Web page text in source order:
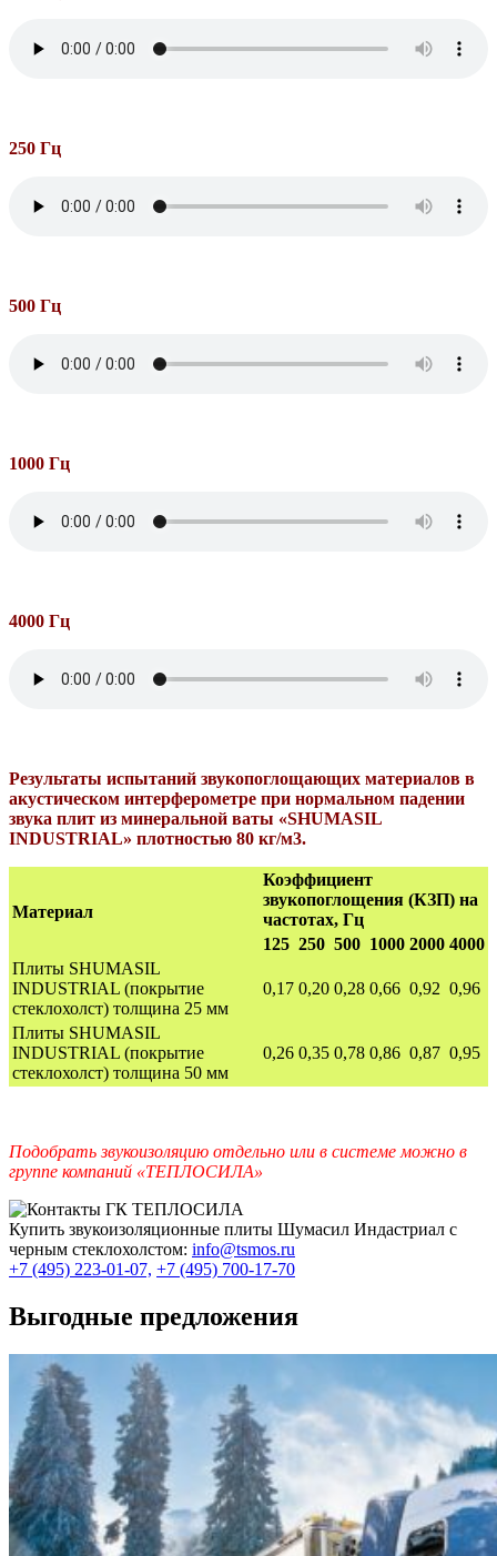
250 Гц
500 Гц
1000 Гц
4000 Гц
Результаты испытаний звукопоглощающих материалов в
акустическом интерферометре при нормальном падении
звука плит из минеральной ваты «SHUMASIL
INDUSTRIAL» плотностью 80 кг/м3.
Материал
Коэффициент
звукопоглощения (КЗП) на
частотах, Гц
125 250 500 1000 2000 4000
Плиты SHUMASIL
INDUSTRIAL (покрытие
стеклохолст) толщина 25 мм
0,17 0,20 0,28 0,66 0,92 0,96
Плиты SHUMASIL
INDUSTRIAL (покрытие
стеклохолст) толщина 50 мм
0,26 0,35 0,78 0,86 0,87 0,95
Подобрать звукоизоляцию отдельно или в системе можно в
группе компаний «ТЕПЛОСИЛА»
Купить звукоизоляционные плиты Шумасил Индастриал с
черным стеклохолстом: info@tsmos.ru
+7 (495) 223-01-07, +7 (495) 700-17-70
Выгодные предложения